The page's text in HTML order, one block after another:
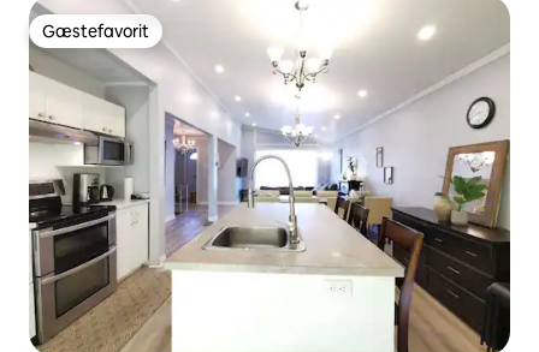
Gæstefavorit
Gæstefavorit